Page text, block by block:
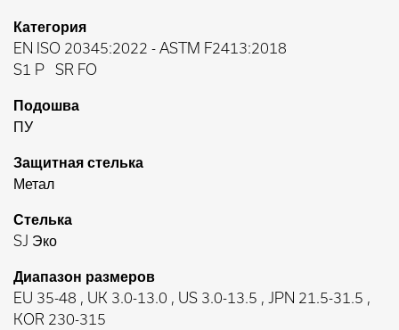
Категория
EN ISO 20345:2022 - ASTM F2413:2018
S1 P
SR FO
Подошва
ПУ
Защитная стелька
Метал
Стелька
SJ Эко
Диапазон размеров
EU 35-48 , UK 3.0-13.0 , US 3.0-13.5 , JPN 21.5-31.5 ,
KOR 230-315